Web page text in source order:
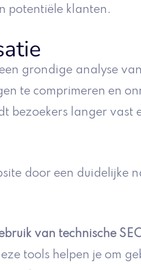
potentiële klanten.
grondige analyse
te comprimeren en
bezoekers langer vast
door een duidelijke
van technische
tools helpen je om